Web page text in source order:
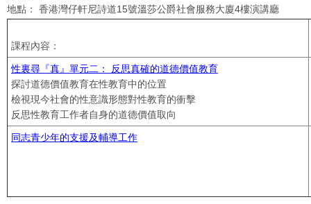
地點： 香港灣仔軒尼詩道15號溫莎公爵社會服務大廈4樓演講廳
課程內容：
性裏尋『真』單元二： 反思真確的道德價值教育
探討道德價值教育在性教育中的位置
檢視現今社會的性意識形態對性教育的衝擊
反思性教育工作者自身的道德價值取向
同志青少年的支援及輔導工作